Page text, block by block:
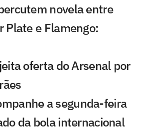
novela entre
Plate e Flamengo:
oferta do Arsenal por
a segunda-feira
da bola internacional